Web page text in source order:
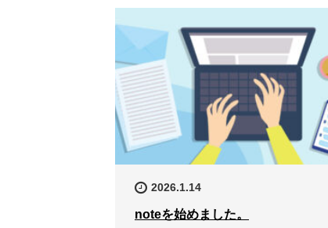
2026.1.14
noteを始めました。